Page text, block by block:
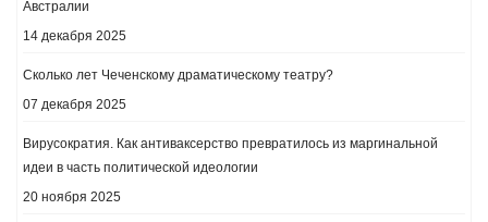
Австралии
14 декабря 2025
Сколько лет Чеченскому драматическому театру?
07 декабря 2025
Вирусократия. Как антиваксерство превратилось из маргинальной
идеи в часть политической идеологии
20 ноября 2025